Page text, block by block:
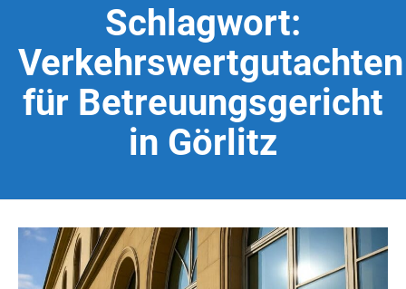
Schlagwort:
Verkehrswertgutachten
für Betreuungsgericht
in Görlitz